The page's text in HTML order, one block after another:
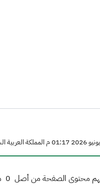
محتوى الصفحة من أصل 0